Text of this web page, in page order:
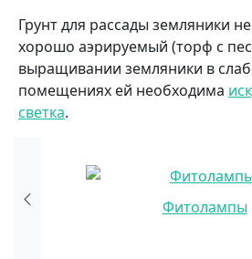
Фитолампы
Грунт для рассады земляники
хорошо аэ­рируемый (торф с
выращивании зем­ляники в
помещениях ей необ­ходима
светка.